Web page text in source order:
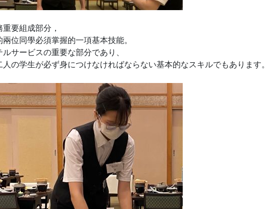
要組成部分，
位同學必須掌握的一項基本技能。
サービスの重要な部分であり、
の学生が必ず身につけなければならない基本的なスキルでもあります。